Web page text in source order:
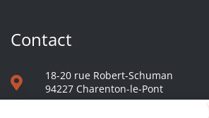
Contact
18-20 rue Robert-Schuman
94227 Charenton-le-Pont